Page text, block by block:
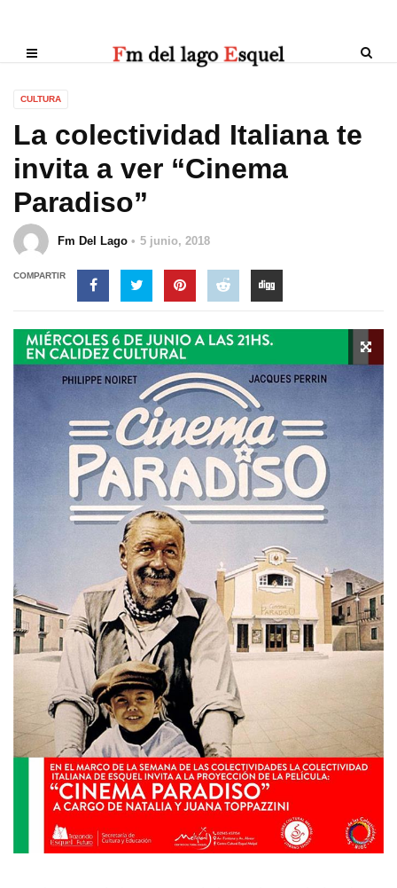
CULTURA
La colectividad Italiana te
invita a ver “Cinema
Paradiso”
Fm Del Lago 5 junio, 2018
COMPARTIR